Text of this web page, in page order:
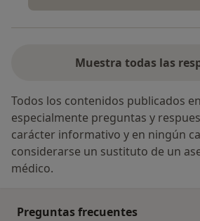
Muestra todas las
Todos los contenidos publicados
especialmente preguntas y
carácter informativo y en ningún
considerarse un sustituto de un
médico.
Preguntas frecuentes